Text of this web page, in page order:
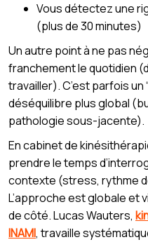
Vous détectez une
(plus de 30 minutes)
Un autre point à ne pas
franchement le quotidien
travailler). C’est parfois un
déséquilibre plus global
pathologie sous-jacente).
En cabinet de
prendre le temps
contexte (stress, rythme
L’approche est globale et
de côté. Lucas Wauters,
INAMI, travaille